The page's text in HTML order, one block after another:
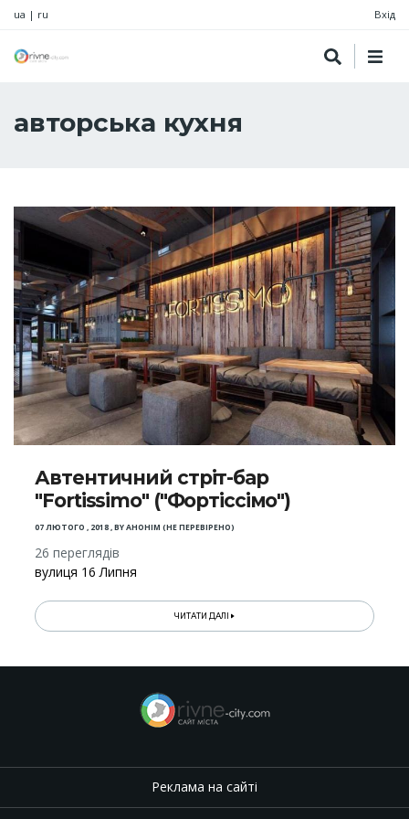
ua | ru Вхід
авторська кухня
Автентичний стріт-бар
"Fortissimo" ("Фортіссімо")
07 ЛЮТОГО , 2018,BYАНОНІМ (НЕ ПЕРЕВІРЕНО)
26 переглядів
вулиця 16 Липня
ЧИТАТИ ДАЛІ
Реклама на сайті